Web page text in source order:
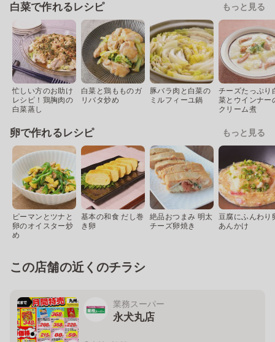
白菜で作れるレシピ もっと見る
忙しい方のお助け
レシピ！鶏胸肉の
白菜蒸し
白菜と鶏もものガ
リバタ炒め
豚バラ肉と白菜の
ミルフィーユ鍋
チーズたっぷり
菜とウインナー
クリーム煮
卵で作れるレシピ もっと見る
ピーマンとツナと
卵のオイスター炒
め
基本の和食 だし巻
き卵
絶品おつまみ 明太
チーズ卵焼き
豆腐にふんわり
あんかけ
この店舗の近くのチラシ
業務スーパー
永犬丸店